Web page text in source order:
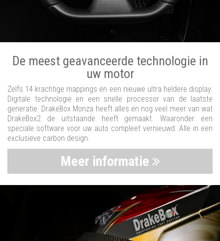
De meest geavanceerde technologie in
uw motor
Zelfs 14 krachtige mappings en een nieuwe ultra heldere display.
Digitale technologie en een snelle processor van de laatste
generatie. DrakeBox Monza heeft alles en nog veel meer van wat
DrakeBox2 de uitstaande heeft gemaakt. Waaronder een
speciale software voor uw auto compleet vernieuwd. Alle in een
exclusieve carbon design.
Meer informatie